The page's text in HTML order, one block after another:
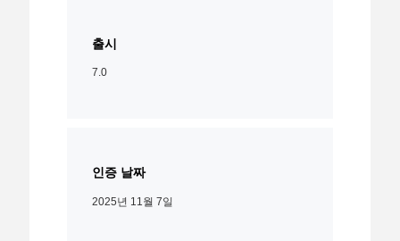
출시
7.0
인증 날짜
2025년 11월 7일